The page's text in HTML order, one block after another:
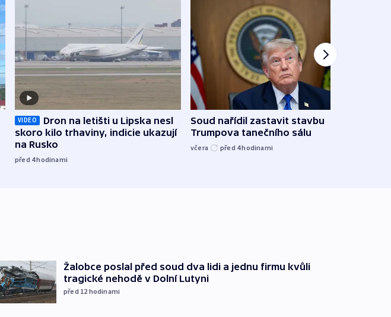
VIDEO
Dron na letišti u Lipska nesl
skoro kilo trhaviny, indicie ukazují
na Rusko
před 4hodinami
Soud nařídil zastavit stavbu
Trumpova tanečního sálu
včera před 4hodinami
Žalobce poslal před soud dva lidi a jednu firmu kvůli
tragické nehodě v Dolní Lutyni
před 12 hodinami